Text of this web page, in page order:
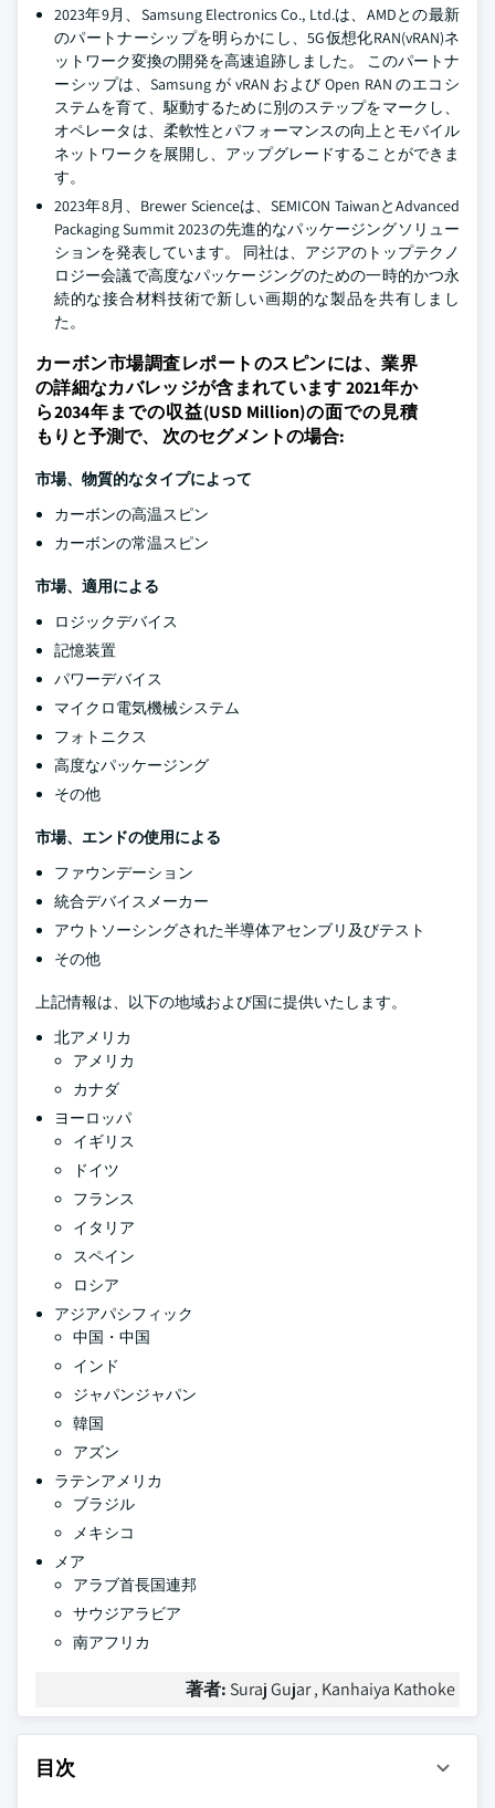
2023年9月、Samsung Electronics Co., Ltd.は、AMDとの最新
のパートナーシップを明らかにし、5G仮想化RAN(vRAN)ネ
ットワーク変換の開発を高速追跡しました。 このパートナ
ーシップは、Samsung が vRAN および Open RAN のエコシ
ステムを育て、駆動するために別のステップをマークし、
オペレータは、柔軟性とパフォーマンスの向上とモバイル
ネットワークを展開し、アップグレードすることができま
す。
2023年8月、Brewer Scienceは、SEMICON TaiwanとAdvanced
Packaging Summit 2023の先進的なパッケージングソリュー
ションを発表しています。 同社は、アジアのトップテクノ
ロジー会議で高度なパッケージングのための一時的かつ永
続的な接合材料技術で新しい画期的な製品を共有しまし
た。
カーボン市場調査レポートのスピンには、業界
の詳細なカバレッジが含まれています 2021年か
ら2034年までの収益(USD Million)の面での見積
もりと予測で、 次のセグメントの場合:
市場、物質的なタイプによって
カーボンの高温スピン
カーボンの常温スピン
市場、適用による
ロジックデバイス
記憶装置
パワーデバイス
マイクロ電気機械システム
フォトニクス
高度なパッケージング
その他
市場、エンドの使用による
ファウンデーション
統合デバイスメーカー
アウトソーシングされた半導体アセンブリ及びテスト
その他
上記情報は、以下の地域および国に提供いたします。
北アメリカ
アメリカ
カナダ
ヨーロッパ
イギリス
ドイツ
フランス
イタリア
スペイン
ロシア
アジアパシフィック
中国・中国
インド
ジャパンジャパン
韓国
アズン
ラテンアメリカ
ブラジル
メキシコ
メア
アラブ首長国連邦
サウジアラビア
南アフリカ
著者: Suraj Gujar , Kanhaiya Kathoke
目次